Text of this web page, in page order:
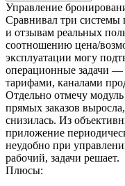
Управление
Сравнивал три системы
и отзывам реальных
соотношению цена/
эксплуатации могу
операционные задачи
тарифами, каналами
Отдельно отмечу
прямых заказов
снизилась. Из
приложение
неудобно при
рабочий, задачи решает.
Плюсы: